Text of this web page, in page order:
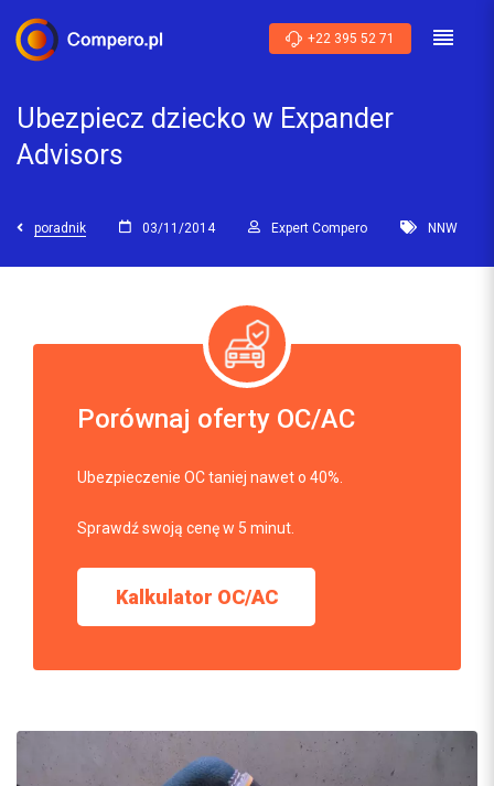
+22 395 52 71
Ubezpiecz dziecko w Expander
Advisors
poradnik 03/11/2014 Expert Compero NNW
Porównaj oferty OC/AC
Ubezpieczenie OC taniej nawet o 40%.
Sprawdź swoją cenę w 5 minut.
Kalkulator OC/AC